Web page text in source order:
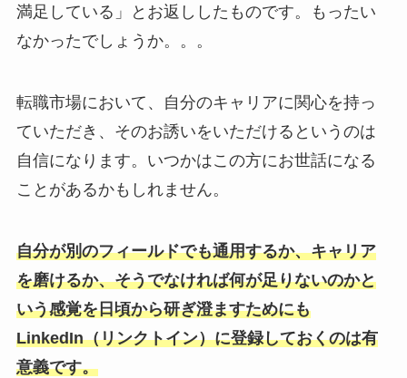
満足している」とお返ししたものです。もったい
なかったでしょうか。。。
転職市場において、自分のキャリアに関心を持っ
ていただき、そのお誘いをいただけるというのは
自信になります。いつかはこの方にお世話になる
ことがあるかもしれません。
自分が別のフィールドでも通用するか、キャリア
を磨けるか、そうでなければ何が足りないのかと
いう感覚を日頃から研ぎ澄ますためにも
LinkedIn（リンクトイン）に登録しておくのは有
意義です。